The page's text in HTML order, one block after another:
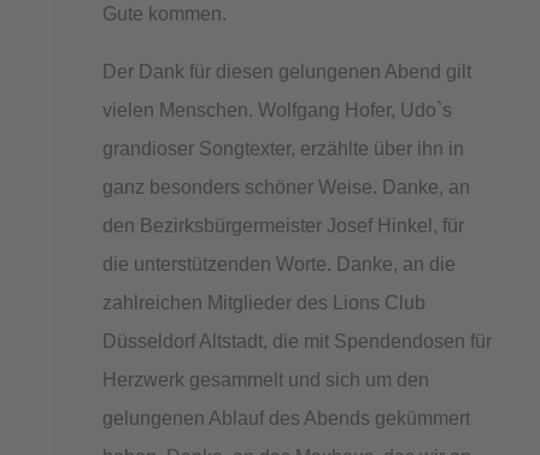
Gute kommen.
Der Dank für diesen gelungenen Abend gilt
vielen Menschen. Wolfgang Hofer, Udo`s
grandioser Songtexter, erzählte über ihn in
ganz besonders schöner Weise. Danke, an
den Bezirksbürgermeister Josef Hinkel, für
die unterstützenden Worte. Danke, an die
zahlreichen Mitglieder des Lions Club
Düsseldorf Altstadt, die mit Spendendosen für
Herzwerk gesammelt und sich um den
gelungenen Ablauf des Abends gekümmert